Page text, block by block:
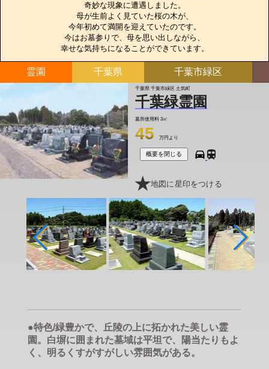
奇妙な現象に遭遇しました。
母が生前よく見ていた桜の木が、
今年初めて満開を迎えていたのです。
今はお墓参りで、母を思い出しながら、
幸せな気持ちになることができています。
霊園 千葉県 千葉市緑区
千葉県 千葉市緑区 土気町
千葉緑霊園
墓所使用料 3㎡
45 万円より
概要を閉じる
地図に星印をつける
●特色/緑豊かで、丘陵の上に拓かれた美しい霊
園。白塀に囲まれた墓域は平坦で、陽当たりもよ
く、明るくすがすがしい雰囲気がある。